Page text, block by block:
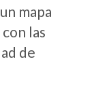
mapa
las
de